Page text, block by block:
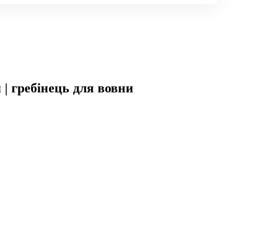
| гребінець для вовни